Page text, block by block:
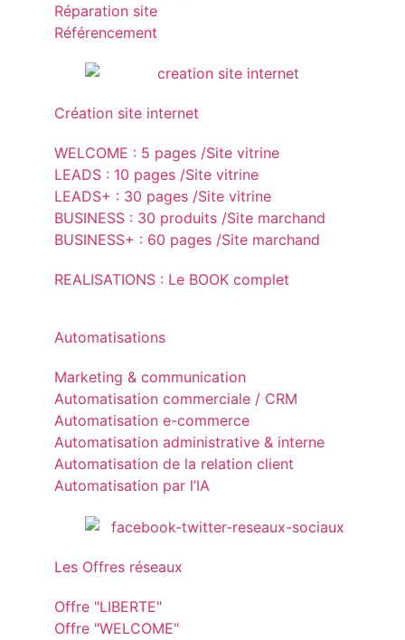
Réparation site
Référencement
Création site internet
WELCOME : 5 pages /Site vitrine
LEADS : 10 pages /Site vitrine
LEADS+ : 30 pages /Site vitrine
BUSINESS : 30 produits /Site marchand
BUSINESS+ : 60 pages /Site marchand
REALISATIONS : Le BOOK complet
Automatisations
Marketing & communication
Automatisation commerciale / CRM
Automatisation e-commerce
Automatisation administrative & interne
Automatisation de la relation client
Automatisation par l’IA
Les Offres réseaux
Offre "LIBERTE"
Offre "WELCOME"